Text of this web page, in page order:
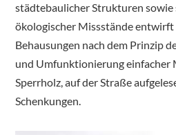
städtebaulicher Strukturen sowie
ökologischer Missstände
Behausungen nach dem Prinzip
und Umfunktionierung einfacher
Sperrholz, auf der Straße
Schenkungen.